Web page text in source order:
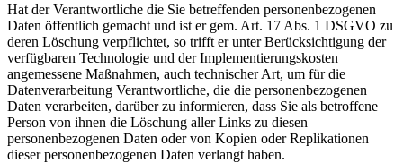
Hat der Verantwortliche die Sie betreffenden personenbezogenen
Daten öffentlich gemacht und ist er gem. Art. 17 Abs. 1 DSGVO zu
deren Löschung verpflichtet, so trifft er unter Berücksichtigung der
verfügbaren Technologie und der Implementierungskosten
angemessene Maßnahmen, auch technischer Art, um für die
Datenverarbeitung Verantwortliche, die die personenbezogenen
Daten verarbeiten, darüber zu informieren, dass Sie als betroffene
Person von ihnen die Löschung aller Links zu diesen
personenbezogenen Daten oder von Kopien oder Replikationen
dieser personenbezogenen Daten verlangt haben.